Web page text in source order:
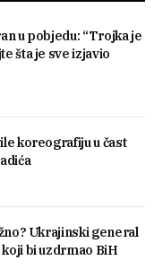
u pobjedu: “Trojka je
šta je sve izjavio
koreografiju u čast
Ukrajinski general
bi uzdrmao BiH